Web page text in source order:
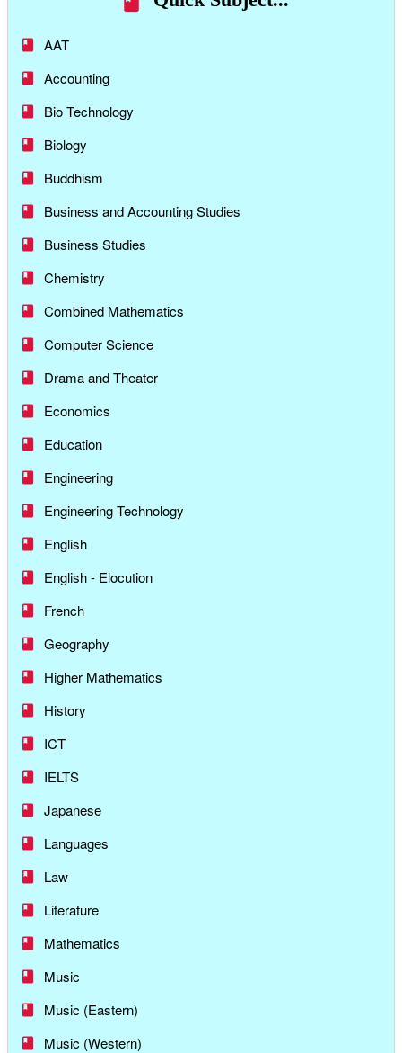
AAT
Accounting
Bio Technology
Biology
Buddhism
Business and Accounting Studies
Business Studies
Chemistry
Combined Mathematics
Computer Science
Drama and Theater
Economics
Education
Engineering
Engineering Technology
English
English - Elocution
French
Geography
Higher Mathematics
History
ICT
IELTS
Japanese
Languages
Law
Literature
Mathematics
Music
Music (Eastern)
Music (Western)